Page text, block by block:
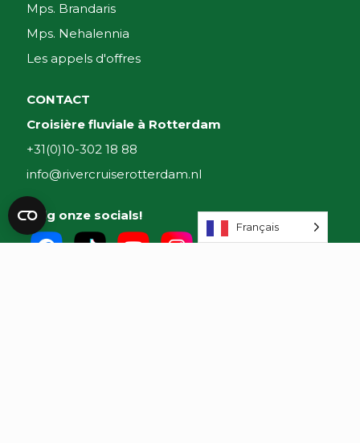
Mps. Brandaris
Mps. Nehalennia
Les appels d'offres
CONTACT
Croisière fluviale à Rotterdam
+31(0)10-302 18 88
info@rivercruiserotterdam.nl
Volg onze socials!
Français